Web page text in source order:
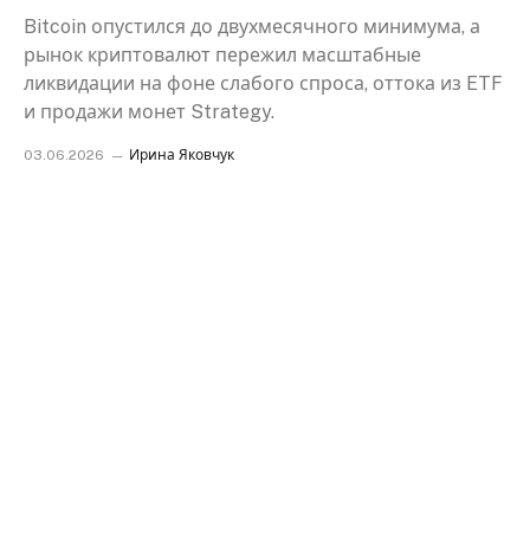
Bitcoin опустился до двухмесячного минимума, а
рынок криптовалют пережил масштабные
ликвидации на фоне слабого спроса, оттока из ETF
и продажи монет Strategy.
03.06.2026 Ирина Яковчук